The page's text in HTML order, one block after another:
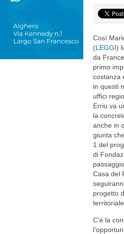
Così
(LEGGI)
da
primo
costanza
in questi
uffici
Erriu va
la
anche in
giunta
1 del
di
Casa del
progetto
C’è la